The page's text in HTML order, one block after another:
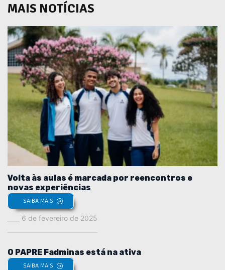
MAIS NOTÍCIAS
Volta às aulas é marcada por reencontros e
novas experiências
SAIBA MAIS
6 de fevereiro de 2025
O PAPRE Fadminas está na ativa
SAIBA MAIS